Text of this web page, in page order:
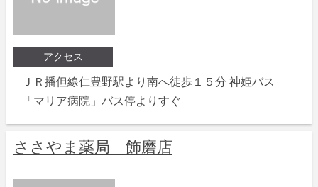
アクセス
ＪＲ播但線仁豊野駅より南へ徒歩１５分 神姫バス
「マリア病院」バス停よりすぐ
ささやま薬局 飾磨店